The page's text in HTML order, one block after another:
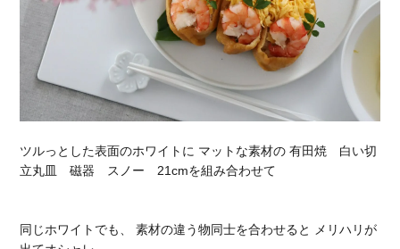
ツルっとした表面のホワイトに マットな素材の 有田焼 白い切
立丸皿 磁器 スノー 21cmを組み合わせて
同じホワイトでも、 素材の違う物同士を合わせると メリハリが